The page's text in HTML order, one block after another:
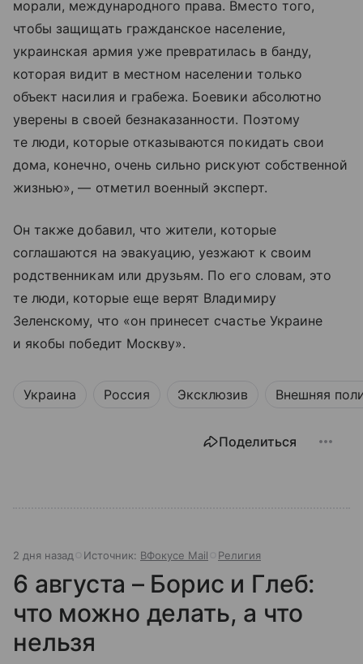
морали, международного права. Вместо того,
чтобы защищать гражданское население,
украинская армия уже превратилась в банду,
которая видит в местном населении только
объект насилия и грабежа. Боевики абсолютно
уверены в своей безнаказанности. Поэтому
те люди, которые отказываются покидать свои
дома, конечно, очень сильно рискуют собственной
жизнью», — отметил военный эксперт.
Он также добавил, что жители, которые
соглашаются на эвакуацию, уезжают к своим
родственникам или друзьям. По его словам, это
те люди, которые еще верят Владимиру
Зеленскому, что «он принесет счастье Украине
и якобы победит Москву».
Украина Россия Эксклюзив Внешняя
Поделиться
2 дня назад Источник: ВФокусе Mail Религия
6 августа – Борис и Глеб:
что можно делать, а что
нельзя